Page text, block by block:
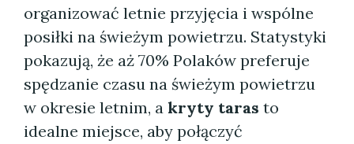
organizować letnie przyjęcia i wspólne
posiłki na świeżym powietrzu. Statystyki
pokazują, że aż 70% Polaków preferuje
spędzanie czasu na świeżym powietrzu
w okresie letnim, a kryty taras to
idealne miejsce, aby połączyć